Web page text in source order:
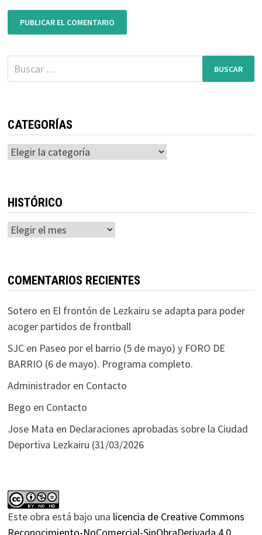
Buscar:
CATEGORÍAS
Categorías
HISTÓRICO
Histórico
COMENTARIOS RECIENTES
Sotero en El frontón de Lezkairu se adapta para poder
acoger partidos de frontball
SJCen Paseo por el barrio (5 de mayo) y FORO DE
BARRIO (6 de mayo). Programa completo.
Administradoren Contacto
Bego en Contacto
Jose Mata en Declaraciones aprobadas sobre la Ciudad
Deportiva Lezkairu (31/03/2026
Este obra está bajo una licencia de Creative Commons